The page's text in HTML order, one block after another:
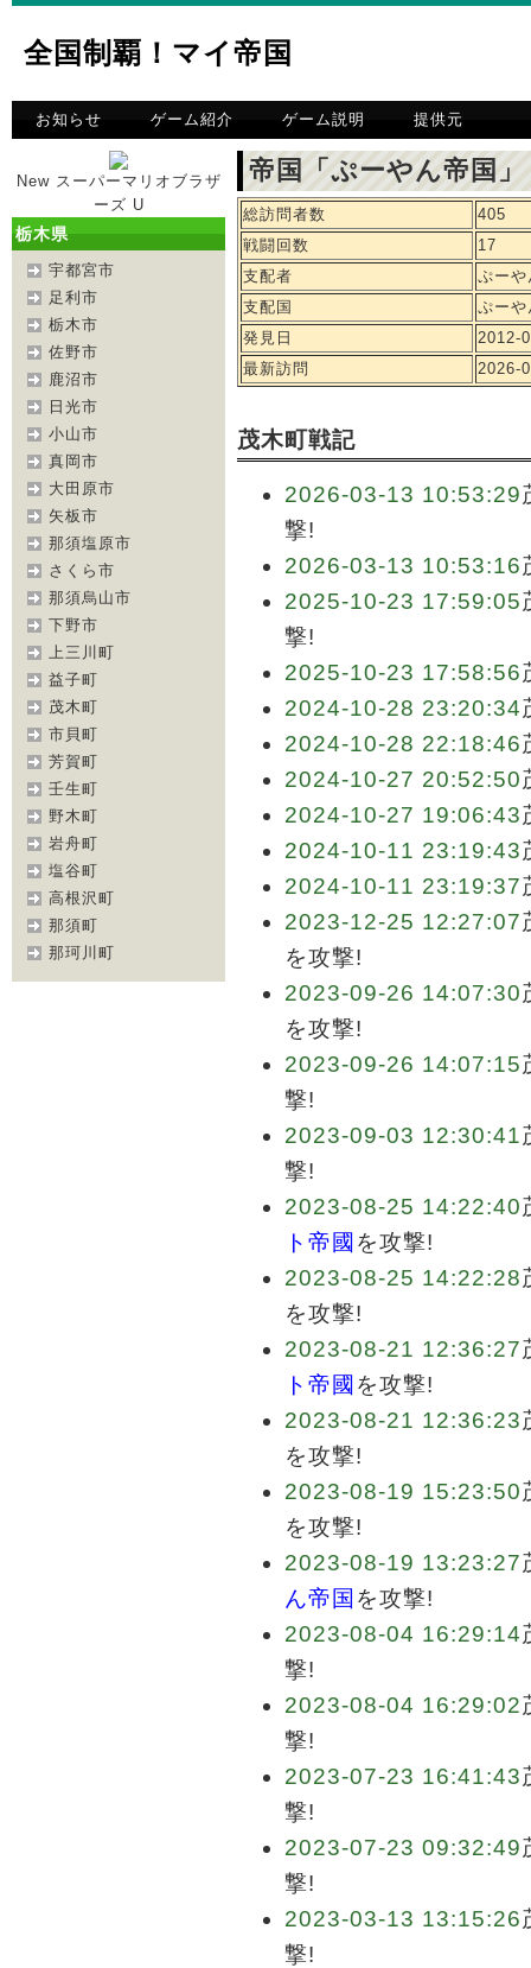
全国制覇！マイ帝国
お知らせ ゲーム紹介 ゲーム説明 提供元
New スーパーマリオブラザ
ーズ U
栃木県
宇都宮市
足利市
栃木市
佐野市
鹿沼市
日光市
小山市
真岡市
大田原市
矢板市
那須塩原市
さくら市
那須烏山市
下野市
上三川町
益子町
茂木町
市貝町
芳賀町
壬生町
野木町
岩舟町
塩谷町
高根沢町
那須町
那珂川町
帝国「ぷーやん帝国
総訪問者数
405
戦闘回数
17
支配者
ぷーや
支配国
ぷー
発見日
2012-
最新訪問
2026-
茂木町戦記
2026-03-13 10:53:29
撃!
2026-03-13 10:53:16
2025-10-23 17:59:05
撃!
2025-10-23 17:58:56
2024-10-28 23:20:34
2024-10-28 22:18:46
2024-10-27 20:52:50
2024-10-27 19:06:43
2024-10-11 23:19:43
2024-10-11 23:19:37
2023-12-25 12:27:07
を攻撃!
2023-09-26 14:07:30
を攻撃!
2023-09-26 14:07:15
撃!
2023-09-03 12:30:41
撃!
2023-08-25 14:22:40
ト帝國 を攻撃!
2023-08-25 14:22:28
を攻撃!
2023-08-21 12:36:27
ト帝國 を攻撃!
2023-08-21 12:36:23
を攻撃!
2023-08-19 15:23:50
を攻撃!
2023-08-19 13:23:27
ん帝国 を攻撃!
2023-08-04 16:29:14
撃!
2023-08-04 16:29:02
撃!
2023-07-23 16:41:43
撃!
2023-07-23 09:32:49
撃!
2023-03-13 13:15:26
撃!